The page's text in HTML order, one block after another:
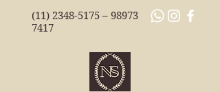
(11) 2348-5175 – 98973
7417